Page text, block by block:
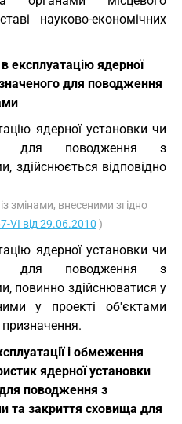
науково-економічних
експлуатацію ядерної
для поводження
ядерної установки чи
для поводження з
здійснюється відповідно
змінами, внесеними згідно
VI від 29.06.2010 )
ядерної установки чи
для поводження з
повинно здійснюватися у
у проекті об'єктами
і обмеження
ядерної установки
поводження з
та закриття сховища для